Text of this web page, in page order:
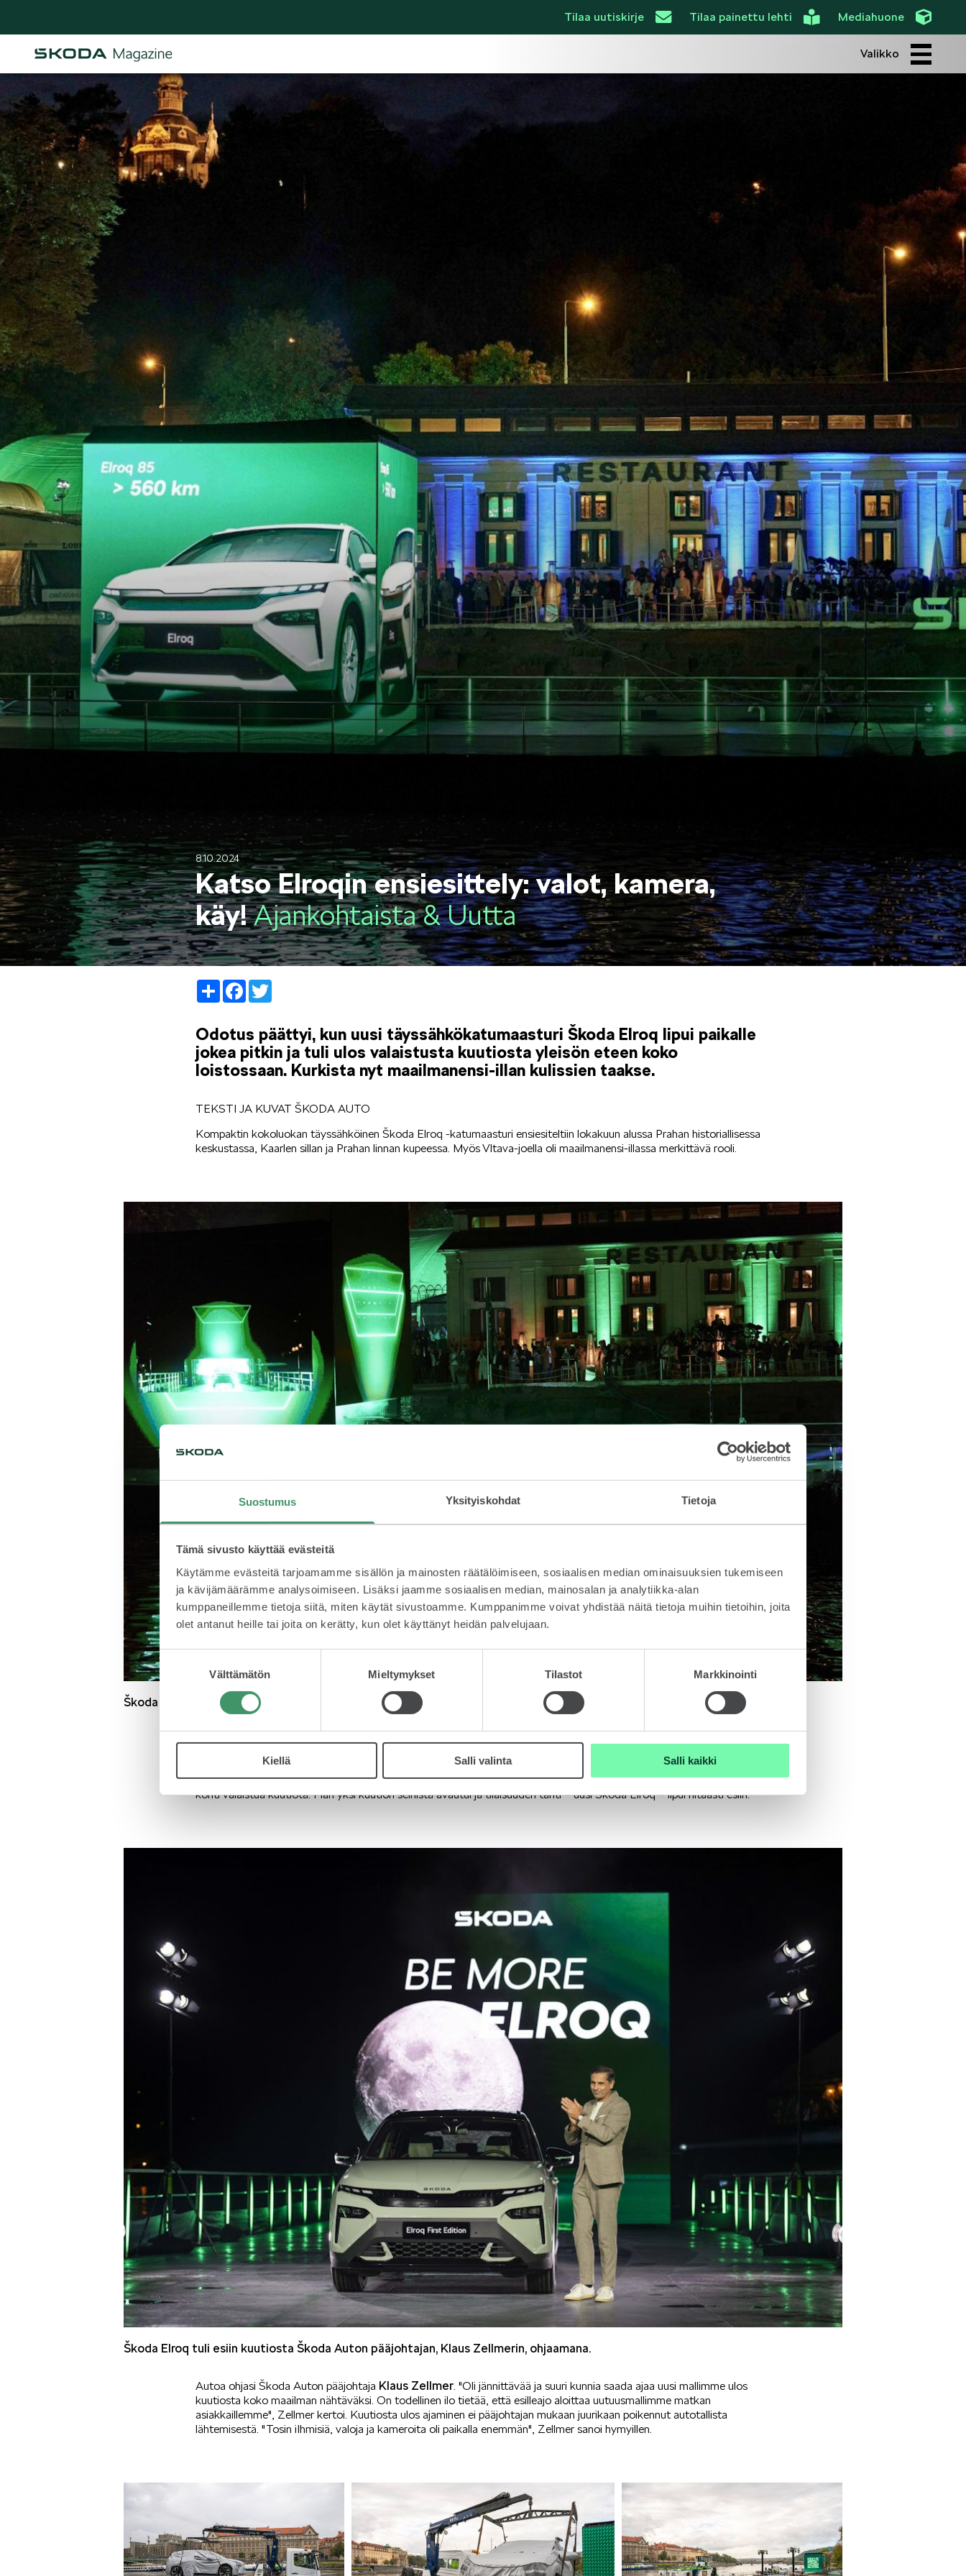
Suostumus Yksityiskohdat Tietoja
Tämä sivusto käyttää evästeitä
Käytämme evästeitä tarjoamamme sisällön ja mainosten räätälöimiseen, sosiaalisen median ominaisuuksien tukemiseen
ja kävijämäärämme analysoimiseen. Lisäksi jaamme sosiaalisen median, mainosalan ja analytiikka-alan
kumppaneillemme tietoja siitä, miten käytät sivustoamme. Kumppanimme voivat yhdistää näitä tietoja muihin tietoihin, joita
olet antanut heille tai joita on kerätty, kun olet käyttänyt heidän palvelujaan.
Suostumuksen
valinta
Välttämätön Mieltymykset Tilastot Markkinointi
Kiellä Salli valinta Salli kaikki
Tilaa uutiskirje Tilaa painettu lehti Mediahuone
Valikko
Osastot
AJANKOHTAISTA & UUTTA SIMPLY CLEVER
SÄHKÖAUTOILU KOEAJOSSA
MEIDÄN ŠKODAMME ŠKODA PALVELEE VASTUULLISUUS ŠKODA 130 VUOTTA
ŠKODA MEDIASSA
SPONSOROINTI &
YHTEISTYÖ
KLASSIKOT RALLI
Mallit
FABIA OCTAVIA SCALA KAMIQ
KAROQ KODIAQ
ELROQ EPIQ PEAQ
8.10.2024
Katso Elroqin ensiesittely: valot, kamera,
käy!Ajankohtaista & Uutta
ShareFacebook
Odotus päättyi, kun uusi täyssähkökatumaasturi Škoda Elroq lipui paikalle
jokea pitkin ja tuli ulos valaistusta kuutiosta yleisön eteen koko
loistossaan. Kurkista nyt maailmanensi-illan kulissien taakse.
TEKSTI JA KUVAT ŠKODA AUTO
Kompaktin kokoluokan täyssähköinen Škoda Elroq -katumaasturi ensiesiteltiin lokakuun alussa Prahan historiallisessa
keskustassa, Kaarlen sillan ja Prahan linnan kupeessa. Myös Vltava-joella oli maailmanensi-illassa merkittävä rooli.
Škoda Elroqin maailmanensi-ilta nähtiin Prahan keskustassa Vltava-joella.
Joelle ankkuroidulle lautalle oli kiinnitetty 6,5 metrin mittainen, huomiota herättävä LED-valokuutio. Moni tilaisuuden
vieraista yllättyi, kuinka keskeinen kuutio ensiesittelyssä olikaan.
Uteliaisuus palkittiin, kun illan mittaan koitti se hetki, jolloin Elroqin paljastaminen lähestyi ja kaikkien katseet kääntyivät
kohti valaistua kuutiota. Pian yksi kuution seinistä avautui ja tilaisuuden tähti – uusi Škoda Elroq – lipui hitaasti esiin.
Škoda Elroq tuli esiin kuutiosta Škoda Auton pääjohtajan, Klaus Zellmerin, ohjaamana.
Autoa ohjasi Škoda Auton pääjohtaja Klaus Zellmer. "Oli jännittävää ja suuri kunnia saada ajaa uusi mallimme ulos
kuutiosta koko maailman nähtäväksi. On todellinen ilo tietää, että esilleajo aloittaa uutuusmallimme matkan
asiakkaillemme", Zellmer kertoi. Kuutiosta ulos ajaminen ei pääjohtajan mukaan juurikaan poikennut autotallista
lähtemisestä. "Tosin iIhmisiä, valoja ja kameroita oli paikalla enemmän", Zellmer sanoi hymyillen.